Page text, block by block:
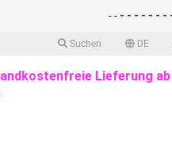
Suchen DE
- - - - - - - -
Lieferung ab